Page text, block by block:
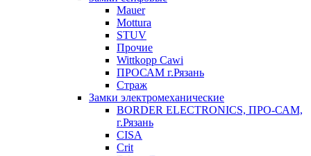
Mauer
Mottura
STUV
Прочие
Wittkopp Cawi
ПРОСАМ г.Рязань
Страж
Замки электромеханические
BORDER ELECTRONICS, ПРО-САМ,
г.Рязань
CISA
Crit